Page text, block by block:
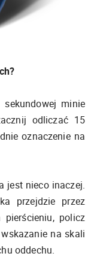
minie
odliczać 15
oznaczenie na
jest nieco inaczej.
przejdzie przez
pierścieniu, policz
na skali
oddechu.